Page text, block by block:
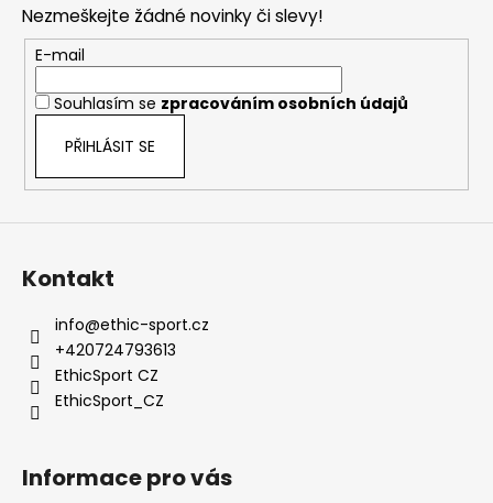
a
c
í
p
r
y
Nezmeškejte žádné novinky či slevy!
E-mail
Souhlasím se zpracováním osobních údajů
PŘIHLÁSIT SE
Kontakt
info@ethic-sport.cz
+420724793613
EthicSport CZ
EthicSport_CZ
Informace pro vás